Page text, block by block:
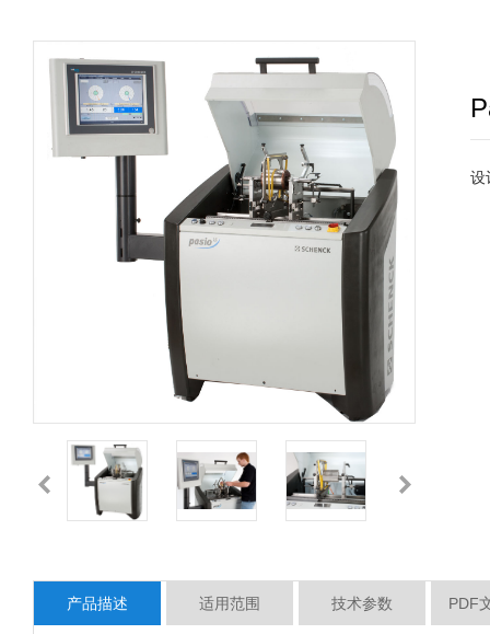
设
产品描述 适用范围 技术参数 PDF